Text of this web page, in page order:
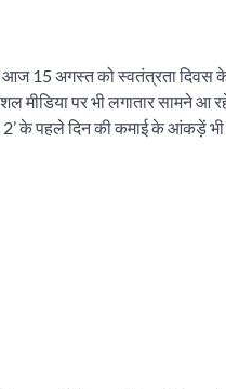
15 अगस्त को स्वतंत्रता दिवस के
मीडिया पर भी लगातार सामने आ
2’ के पहले दिन की कमाई के आंकड़ें